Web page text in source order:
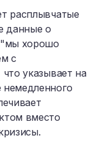
расплывчатые
данные о
"мы хорошо
с
указывает на
вместо